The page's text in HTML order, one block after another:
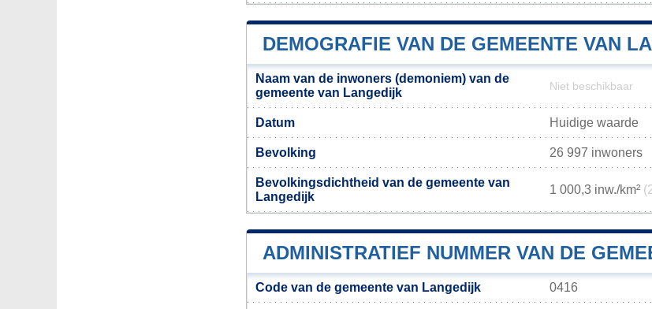
DEMOGRAFIE VAN DE GEMEENTE VAN
Naam van de inwoners (demoniem) van de
gemeente van Langedijk
Niet beschikbaar
Datum Huidige waarde
Bevolking 26 997 inwoners
Bevolkingsdichtheid van de gemeente van
Langedijk
1 000,3 inw./km²
ADMINISTRATIEF NUMMER VAN DE
Code van de gemeente van Langedijk 0416